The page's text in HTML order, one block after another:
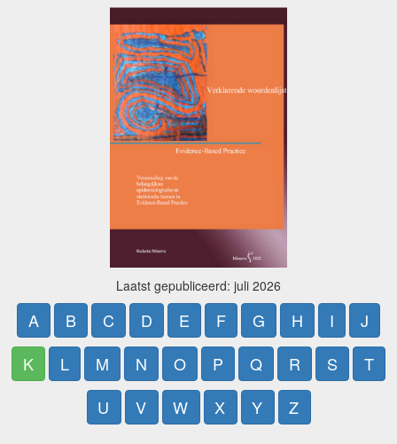
Laatst gepubliceerd: juli 2026
A B C D E F G H I
J
K
L M N O P Q R S
T
U
V W X Y Z